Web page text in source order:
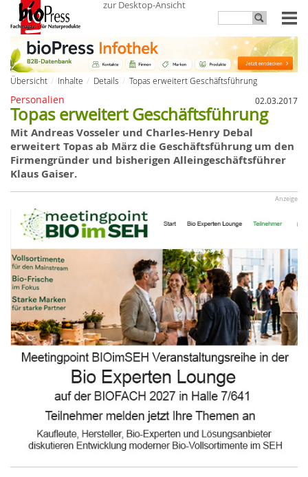
zur Desktop-Ansicht
Übersicht Inhalte Details Topas erweitert Geschäftsführung
Personalien 02.03.2017
Topas erweitert Geschäftsführung
Mit Andreas Vosseler und Charles-Henry Debal
erweitert Topas ab März die Geschäftsführung um den
Firmengründer und bisherigen Alleingeschäftsführer
Klaus Gaiser.
Anzeige